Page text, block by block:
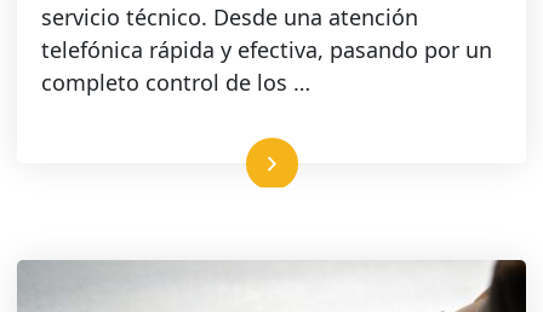
servicio técnico. Desde una atención
telefónica rápida y efectiva, pasando por un
completo control de los …
Leer más